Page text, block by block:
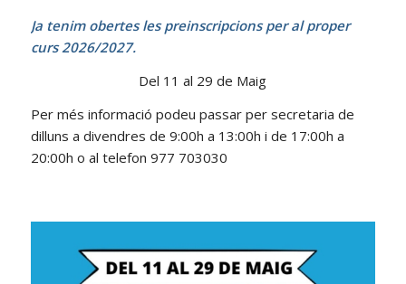
Ja tenim obertes les preinscripcions per al proper
curs 2026/2027.
Del 11 al 29 de Maig
Per més informació podeu passar per secretaria de
dilluns a divendres de 9:00h a 13:00h i de 17:00h a
20:00h o al telefon 977 703030